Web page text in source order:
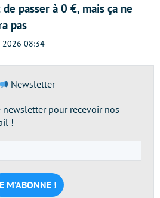
passer à 0 €, mais ça ne
pas
08:34
Newsletter
pour recevoir nos
!
e-
mail
*